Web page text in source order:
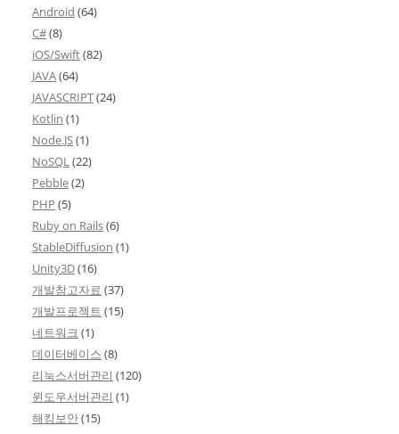
Android (64)
C#(8)
iOS/Swift(82)
JAVA(64)
JAVASCRIPT(24)
Kotlin (1)
Node.JS(1)
NoSQL(22)
Pebble(2)
PHP (5)
Ruby on Rails(6)
StableDiffusion (1)
Unity3D(16)
개발참고자료 (37)
개발프로젝트 (15)
네트워크 (1)
데이터베이스 (8)
리눅스서버관리 (120)
윈도우서버관리 (1)
해킹보안(15)